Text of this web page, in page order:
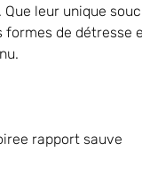
leur unique
de détresse